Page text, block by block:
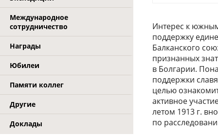
Международное
сотрудничество
Награды
Юбилеи
Памяти коллег
Другие
Доклады
Интерес к
поддержку
Балканского
признанных
в Болгарии.
поддержки
целью
активное
летом 1913 г.
по